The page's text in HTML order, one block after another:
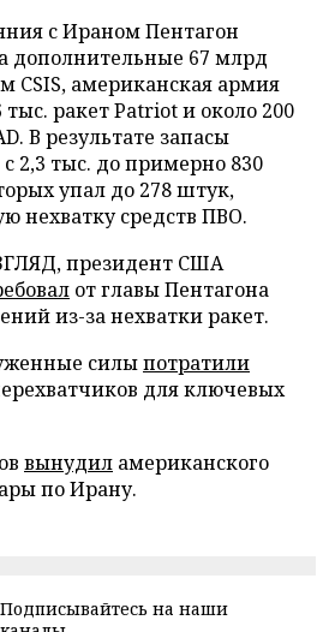
с Ираном Пентагон
дополнительные 67 млрд
CSIS, американская армия
тыс. ракет Patriot и около 200
В результате запасы
2,3 тыс. до примерно 830
упал до 278 штук,
нехватку средств ПВО.
президент США
от главы Пентагона
из-за нехватки ракет.
силыпотратили
для ключевых
вынудил американского
по Ирану.
Подписывайтесь на наши